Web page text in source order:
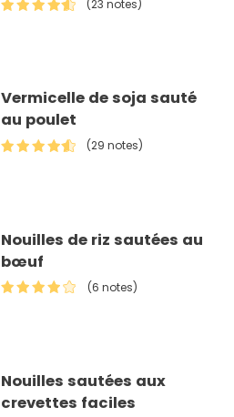
(23 notes)
Vermicelle de soja sauté
au poulet
(29 notes)
Nouilles de riz sautées au
bœuf
(6 notes)
Nouilles sautées aux
crevettes faciles